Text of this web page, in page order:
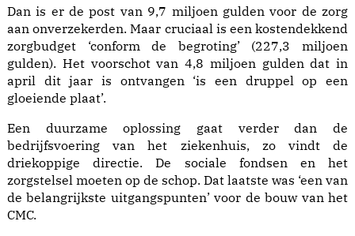
Dan is er de post van 9,7 miljoen gulden voor de zorg
aan onverzekerden. Maar cruciaal is een kostendekkend
zorgbudget ‘conform de begroting’ (227,3 miljoen
gulden). Het voorschot van 4,8 miljoen gulden dat in
april dit jaar is ontvangen ‘is een druppel op een
gloeiende plaat’.
Een duurzame oplossing gaat verder dan de
bedrijfsvoering van het ziekenhuis, zo vindt de
driekoppige directie. De sociale fondsen en het
zorgstelsel moeten op de schop. Dat laatste was ‘een van
de belangrijkste uitgangspunten’ voor de bouw van het
CMC.